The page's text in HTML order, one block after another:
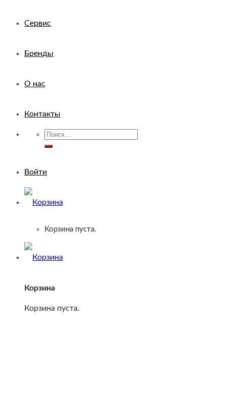
Сервис
Бренды
О нас
Контакты
Искать:
Войти
Корзина пуста.
Корзина
Корзина пуста.